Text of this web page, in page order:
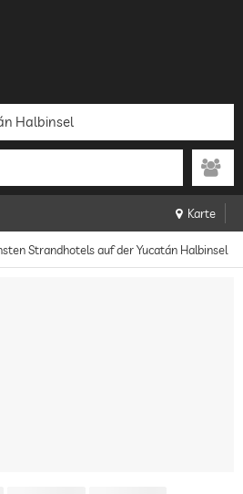
Karte
Strandhotels auf der Yucatán Halbinsel